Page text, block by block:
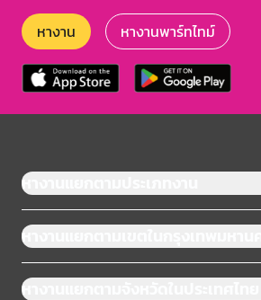
หางาน หางานพาร์ทไทม์
หางานแยกตามประเภทงาน
หางานแยกตามเขตในกรุงเทพมหานคร
หางานแยกตามจังหวัดในประเทศไทย